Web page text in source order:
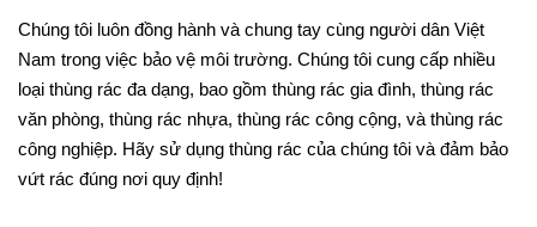
Chúng tôi luôn đồng hành và chung tay cùng người dân Việt
Nam trong việc bảo vệ môi trường. Chúng tôi cung cấp nhiều
loại thùng rác đa dạng, bao gồm thùng rác gia đình, thùng rác
văn phòng, thùng rác nhựa, thùng rác công cộng, và thùng rác
công nghiệp. Hãy sử dụng thùng rác của chúng tôi và đảm bảo
vứt rác đúng nơi quy định!